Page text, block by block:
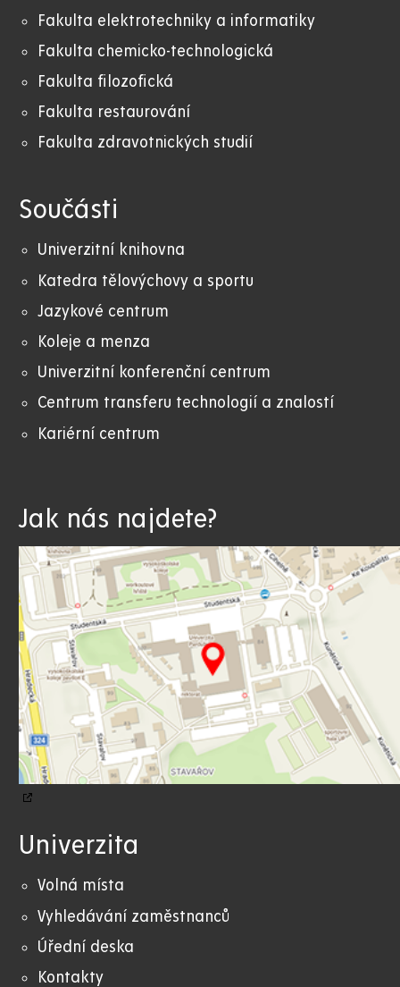
Fakulta elektrotechniky a informatiky
Fakulta chemicko-technologická
Fakulta filozofická
Fakulta restaurování
Fakulta zdravotnických studií
Součásti
Univerzitní knihovna
Katedra tělovýchovy a sportu
Jazykové centrum
Koleje a menza
Univerzitní konferenční centrum
Centrum transferu technologií a znalostí
Kariérní centrum
Jak nás najdete?
Univerzita
Volná místa
Vyhledávání zaměstnanců
Úřední deska
Kontakty